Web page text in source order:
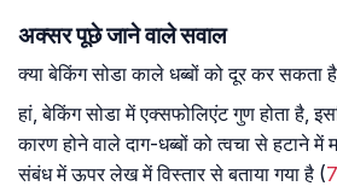
अक्सर पूछे जाने वाले सवाल
क्या बेकिंग सोडा काले धब्बों को दूर कर सकता
हां, बेकिंग सोडा में एक्सफोलिएंट गुण होता है,
कारण होने वाले दाग-धब्बों को त्वचा से हटाने
संबंध में ऊपर लेख में विस्तार से बताया गया है (7